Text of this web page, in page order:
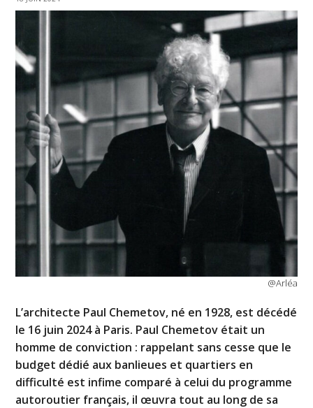
@Arléa
L’architecte Paul Chemetov, né en 1928, est décédé
le 16 juin 2024 à Paris. Paul Chemetov était un
homme de conviction : rappelant sans cesse que le
budget dédié aux banlieues et quartiers en
difficulté est infime comparé à celui du programme
autoroutier français, il œuvra tout au long de sa